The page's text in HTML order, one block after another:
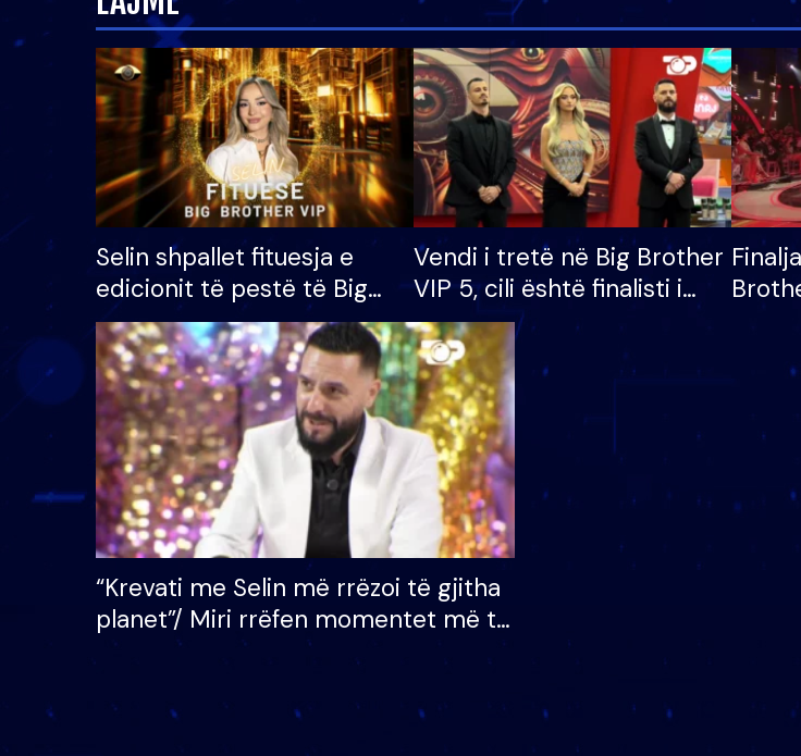
Selin shpallet fituesja e
edicionit të pestë të Big
Brother VIP, rrëmben
çmimin e madh prej 100
mijë eurosh
Vendi i tretë në Big Brother
VIP 5, cili është finalisti i
radhës që lë shtëpinë
dhe
të
“Krevati me Selin më rrëzoi të gjitha
planet”/ Miri rrëfen momentet më të
bukura në shtëpinë e BB VIP: Do më